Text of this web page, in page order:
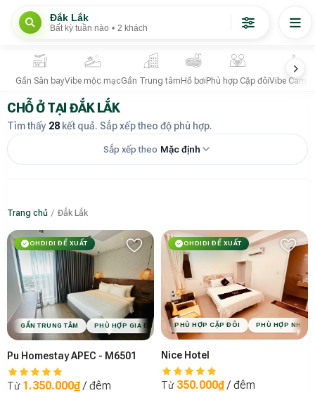
Đắk Lắk
Bất kỳ tuần nào • 2 khách
Gần Sân bayVibe mộc mạcGần Trung tâm Hồ bơi Phù hợp Cặp đôiVibe
CHỖ Ở TẠI ĐẮK LẮK
Tìm thấy 28 kết quả. Sắp xếp theo độ phù hợp.
Sắp xếp theo Mặc định
Trang chủ / Đắk Lắk
OHDIDI ĐỀ XUẤT
GẦN TRUNG TÂM PHÙ HỢP GIA ĐÌNH VIBE MINIMAL
Pu Homestay APEC - M6501
Từ 1.350.000₫/ đêm
OHDIDI ĐỀ XUẤT
PHÙ HỢP CẶP ĐÔI PHÙ HỢP NHÓM
Nice Hotel
Từ 350.000₫/ đêm